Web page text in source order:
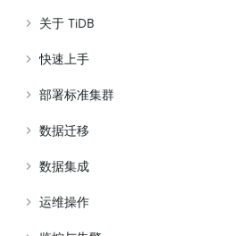
关于 TiDB
快速上手
部署标准集群
数据迁移
数据集成
运维操作